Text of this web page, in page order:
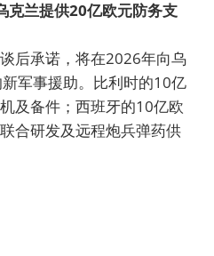
克兰提供20亿欧元防务支
后承诺，将在2026年向乌
军事援助。比利时的10亿
及备件；西班牙的10亿欧
合研发及远程炮兵弹药供